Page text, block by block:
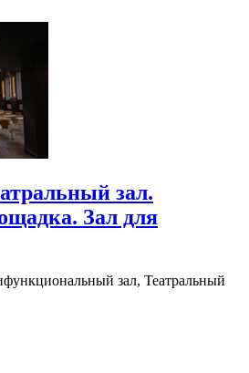
зал.
Зал для
зал, Театральный